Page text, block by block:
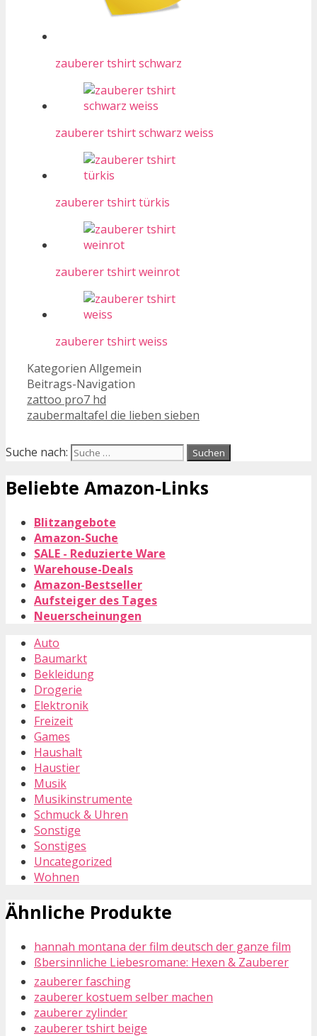
zauberer tshirt schwarz
zauberer tshirt schwarz weiss
zauberer tshirt türkis
zauberer tshirt weinrot
zauberer tshirt weiss
Kategorien Allgemein
Beitrags-Navigation
zattoo pro7 hd
zaubermaltafel die lieben sieben
Suche nach:
Beliebte Amazon-Links
Blitzangebote
Amazon-Suche
SALE - Reduzierte Ware
Warehouse-Deals
Amazon-Bestseller
Aufsteiger des Tages
Neuerscheinungen
Auto
Baumarkt
Bekleidung
Drogerie
Elektronik
Freizeit
Games
Haushalt
Haustier
Musik
Musikinstrumente
Schmuck & Uhren
Sonstige
Sonstiges
Uncategorized
Wohnen
Ähnliche Produkte
hannah montana der film deutsch der ganze film
ßbersinnliche Liebesromane: Hexen & Zauberer
zauberer fasching
zauberer kostuem selber machen
zauberer zylinder
zauberer tshirt beige